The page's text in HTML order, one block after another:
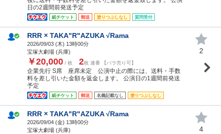
日の2週間前発送予定
紙チケット 郵送 塗りつぶしなし 質問受付
RRR × TAKA"R"AZUKA √Rama
2026/09/03 (木) 13時00分
宝塚大劇場 (兵庫)
￥20,000 / 枚 2枚 連番 【バラ売り可】
企業先行 S席 座席未定 公演中止の際には、送料・手数
料を差し引いた金額を返金します。 公演日の1週間前発送
予定
紙チケット 郵送 名義記載なし 塗りつぶしなし
2
RRR × TAKA"R"AZUKA √Rama
2026/09/04 (金) 13時00分
宝塚大劇場 (兵庫)
4